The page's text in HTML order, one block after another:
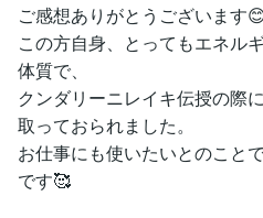
ご感想ありがとうございます
この方自身、とってもエネル
体質で、
クンダリーニレイキ伝授の際
取っておられました。
お仕事にも使いたいとのこと
です🥰